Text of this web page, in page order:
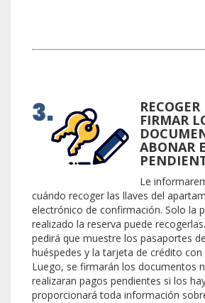
FIRMAR
ABONAR
Le
cuándo recoger las llaves del
electrónico de confirmación. Solo la
realizado la reserva puede
pedirá que muestre los pasaportes
huéspedes y la tarjeta de crédito con
Luego, se firmarán los documentos
realizaran pagos pendientes si los
proporcionará toda información